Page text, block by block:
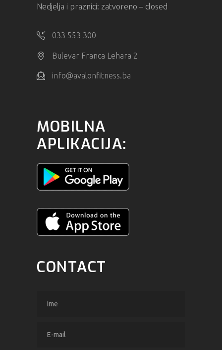
Nedjelja i praznici: zatvoreno – closed
033 553 300
Bulevar Franca Lehara 2
info@avalonfitness.ba
MOBILNA
APLIKACIJA:
CONTACT